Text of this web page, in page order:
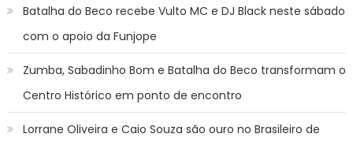
Batalha do Beco recebe Vulto MC e DJ Black neste sábado
com o apoio da Funjope
Zumba, Sabadinho Bom e Batalha do Beco transformam o
Centro Histórico em ponto de encontro
Lorrane Oliveira e Caio Souza são ouro no Brasileiro de